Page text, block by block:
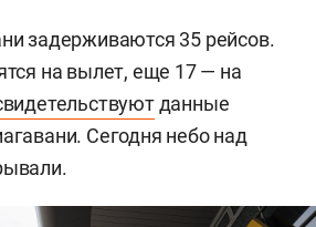
задерживаются 35 рейсов.
на вылет, еще 17 — на
данные
Сегодня небо над